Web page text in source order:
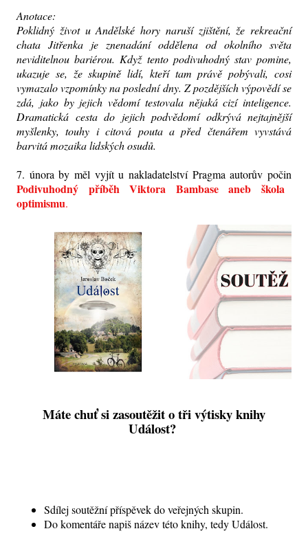
Anotace:
Poklidný život u Andělské hory naruší zjištění, že rekreační
chata Jitřenka je znenadání oddělena od okolního světa
neviditelnou bariérou. Když tento podivuhodný stav pomine,
ukazuje se, že skupině lidí, kteří tam právě pobývali, cosi
vymazalo vzpomínky na poslední dny. Z pozdějších výpovědí se
zdá, jako by jejich vědomí testovala nějaká cizí inteligence.
Dramatická cesta do jejich podvědomí odkrývá nejtajnější
myšlenky, touhy i citová pouta a před čtenářem vyvstává
barvitá mozaika lidských osudů.
7. února by měl vyjít u nakladatelství Pragma autorův počin
Podivuhodný příběh Viktora Bambase aneb škola
optimismu.
Máte chuť si zasoutěžit o tři výtisky knihy
Událost?
Sdílej soutěžní příspěvek do veřejných skupin.
Do komentáře napiš název této knihy, tedy Událost.